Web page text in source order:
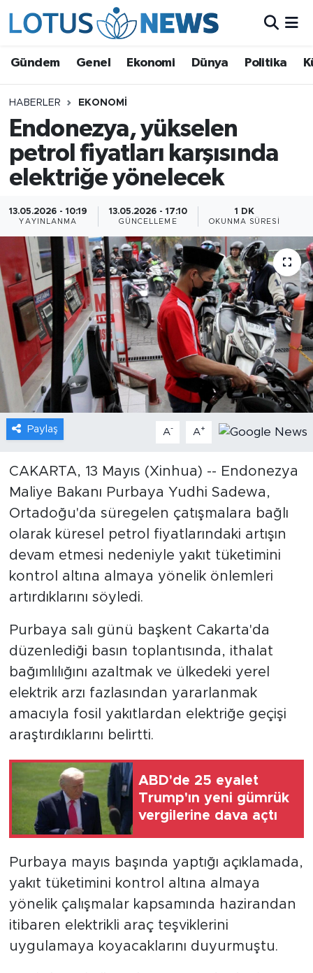
Gündem Genel Ekonomi Dünya Politika
HABERLER EKONOMI
Endonezya, yükselen
petrol fiyatları karşısında
elektriğe yönelecek
13.05.2026 - 10:19
YAYINLANMA
13.05.2026 - 17:10
GÜNCELLEME
1 DK
OKUNMA SÜRESI
Paylaş A- A+
CAKARTA, 13 Mayıs (Xinhua) -- Endonezya
Maliye Bakanı Purbaya Yudhi Sadewa,
Ortadoğu'da süregelen çatışmalara bağlı
olarak küresel petrol fiyatlarındaki artışın
devam etmesi nedeniyle yakıt tüketimini
kontrol altına almaya yönelik önlemleri
artırdıklarını söyledi.
Purbaya salı günü başkent Cakarta'da
düzenlediği basın toplantısında, ithalat
bağımlılığını azaltmak ve ülkedeki yerel
elektrik arzı fazlasından yararlanmak
amacıyla fosil yakıtlardan elektriğe geçişi
araştırdıklarını belirtti.
ABD'de 25 eyalet
Trump'ın yeni gümrük
vergilerine dava açtı
Purbaya mayıs başında yaptığı açıklamada,
yakıt tüketimini kontrol altına almaya
yönelik çalışmalar kapsamında hazirandan
itibaren elektrikli araç teşviklerini
uygulamaya koyacaklarını duyurmuştu.
Ekonomi
Dünya
Politika
Bilim ve Teknoloji
Çin Fuarları
Gündem
Video
Sağlık
Xinhua
Xinhua Türkiye
Seyahat